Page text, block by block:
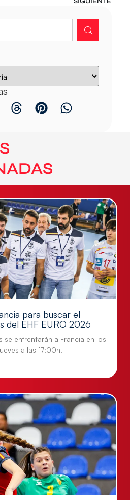
para buscar el
del EHF EURO 2026
se enfrentarán a Francia en los
a las 17:00h.